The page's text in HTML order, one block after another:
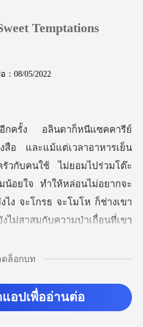
Temptations
：08/05/2022
รัวกับคนใช้ ไม่ยอมไปร่วมโต๊ะ
น้อยใจ ทำให้หล่อนไม่อยากจะ
ดล็อกบท
อปเพื่ออ่านต่อ